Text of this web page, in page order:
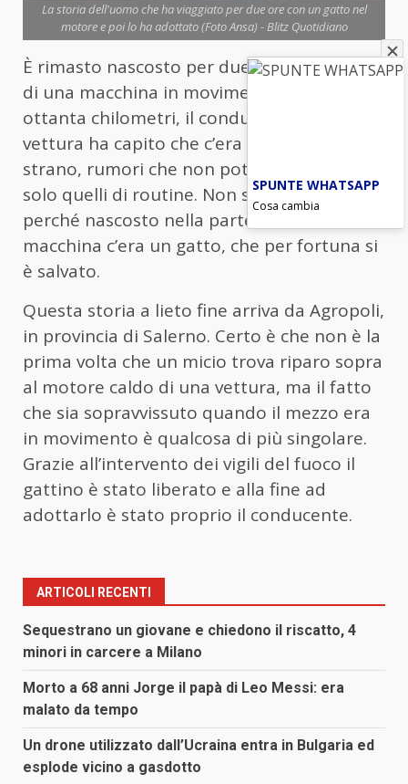
La storia dell'uomo che ha viaggiato per due ore con un gatto nel
motore e poi lo ha adottato (Foto Ansa) - Blitz Quotidiano
È rimasto nascosto per due ore nel motore
di una macchina in movimento. Dopo circa
ottanta chilometri, il conducente della
vettura ha capito che c’era qualcosa di
strano, rumori che non potevano essere
solo quelli di routine. Non si sbagliava,
perché nascosto nella parte anteriore della
macchina c’era un gatto, che per fortuna si
è salvato.
Questa storia a lieto fine arriva da Agropoli,
in provincia di Salerno. Certo è che non è la
prima volta che un micio trova riparo sopra
al motore caldo di una vettura, ma il fatto
che sia sopravvissuto quando il mezzo era
in movimento è qualcosa di più singolare.
Grazie all’intervento dei vigili del fuoco il
gattino è stato liberato e alla fine ad
adottarlo è stato proprio il conducente.
ARTICOLI RECENTI
Sequestrano un giovane e chiedono il riscatto, 4
minori in carcere a Milano
Morto a 68 anni Jorge il papà di Leo Messi: era
malato da tempo
Un drone utilizzato dall’Ucraina entra in Bulgaria ed
esplode vicino a gasdotto
SPUNTE WHATSAPP
Cosa cambia